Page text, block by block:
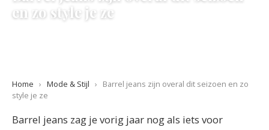
en zo style je ze
Home › Mode & Stijl ›
Barrel jeans zijn overal dit seizoen en zo
style je ze
Barrel jeans zag je vorig jaar nog als iets voor